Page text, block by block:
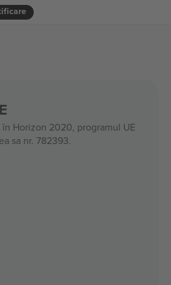
Horizon 2020, programul UE
sa nr. 782393.